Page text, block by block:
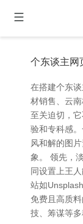
个东谈主网
在搭建个东
材销售、云
至关迫切，
验和专科感
风和解的图
象。 领先，
同设置上王
站如
免费且高质
技、筹谋等